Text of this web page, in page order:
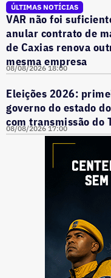
ÚLTIMAS NOTÍCIAS
VAR não foi
anular contrato de
de Caxias renova
mesma empresa
08/08/2026 18:00
Eleições 2026:
governo do estado
com transmissão do
08/08/2026 17:00